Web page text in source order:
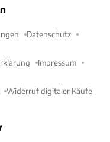
Datenschutz
Impressum
Widerruf digitaler Käufe